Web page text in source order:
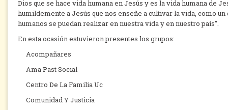
Dios que se hace vida humana en Jesús y es la vida humana de
humildemente a Jesús que nos enseñe a cultivar la vida, como
humanos se puedan realizar en nuestra vida y en nuestro país”.
En esta ocasión estuvieron presentes los grupos:
Acompañares
Ama Past Social
Centro De La Familia Uc
Comunidad Y Justicia